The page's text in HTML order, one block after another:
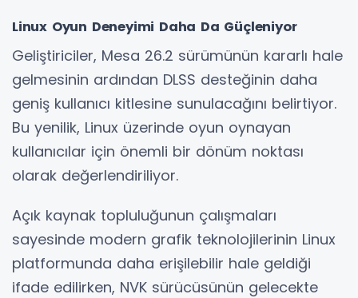
Linux Oyun Deneyimi Daha Da Güçleniyor
Geliştiriciler, Mesa 26.2 sürümünün kararlı hale
gelmesinin ardından DLSS desteğinin daha
geniş kullanıcı kitlesine sunulacağını belirtiyor.
Bu yenilik, Linux üzerinde oyun oynayan
kullanıcılar için önemli bir dönüm noktası
olarak değerlendiriliyor.
Açık kaynak topluluğunun çalışmaları
sayesinde modern grafik teknolojilerinin Linux
platformunda daha erişilebilir hale geldiği
ifade edilirken, NVK sürücüsünün gelecekte